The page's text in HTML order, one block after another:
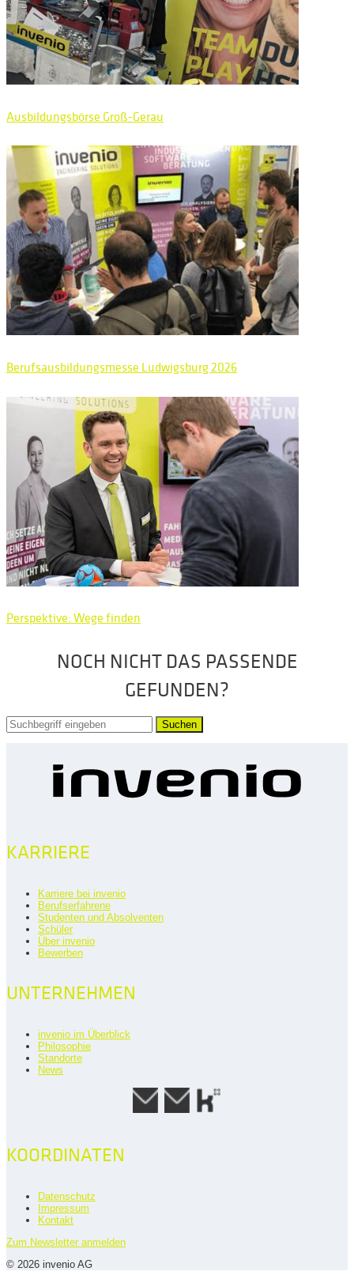
Ausbildungsbörse Groß-Gerau
Berufsausbildungsmesse Ludwigsburg 2026
Perspektive: Wege finden
NOCH NICHT DAS PASSENDE
GEFUNDEN?
Suchen
KARRIERE
Karriere bei invenio
Berufserfahrene
Studenten und Absolventen
Schüler
Über invenio
Bewerben
UNTERNEHMEN
invenio im Überblick
Philosophie
Standorte
News
KOORDINATEN
Datenschutz
Impressum
Kontakt
Zum Newsletter anmelden
© 2026 invenio AG